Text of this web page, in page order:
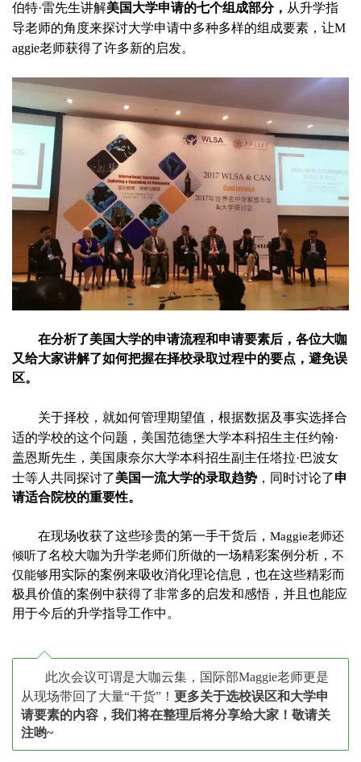
伯特·雷先生讲解美国大学申请的七个组成部分， 从升学指
导老师的角度来探讨大学申请中多种多样的组成要素，让M
aggie老师获得了许多新的启发。
在分析了美国大学的申请流程和申请要素后，各位大咖
又给大家讲解了如何把握在择校录取过程中的要点，避免误
区。
关于择校，就如何管理期望值，根据数据及事实选择合
适的学校的这个问题，美国范德堡大学本科招生主任约翰·
盖恩斯先生，美国康奈尔大学本科招生副主任塔拉·巴波女
士等人共同探讨了美国一流大学的录取趋势 ，同时讨论了申
请适合院校的重要性。
在现场收获了这些珍贵的第一手干货后， Maggie老师还
倾听了名校大咖为升学老师们所做的一场精彩案例分析， 不
仅能够用实际的案例来吸收消化理论信息，也在这些精彩而
极具价值的案例中获得了非常多的启发和感悟，并且也能应
用于今后的升学指导工作中。
此次会议可谓是大咖云集，国际部Maggie老师更是
从现场带回了大量“干货”！ 更多关于选校误区和大学申
请要素的内容，我们将在整理后将分享给大家！敬请关
注哟~